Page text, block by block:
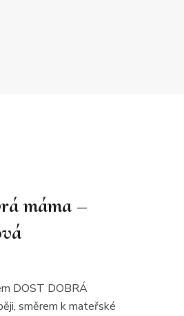
máma –
DOST DOBRÁ
směrem k mateřské